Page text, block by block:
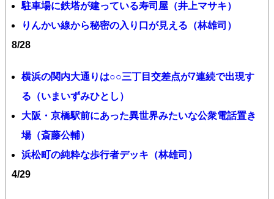
駐車場に鉄塔が建っている寿司屋（井上マサキ）
りんかい線から秘密の入り口が見える（林雄司）
8/28
横浜の関内大通りは○○三丁目交差点が7連続で出現す
る（いまいずみひとし）
大阪・京橋駅前にあった異世界みたいな公衆電話置き
場（斎藤公輔）
浜松町の純粋な歩行者デッキ（林雄司）
4/29